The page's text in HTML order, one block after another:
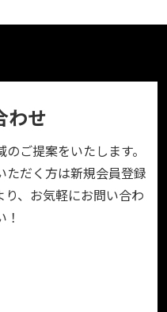
わせ
ご提案をいたします。
ただく方は新規会員登録
、お気軽にお問い合わ